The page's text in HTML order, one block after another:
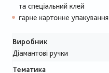
та спеціальний клей
гарне картонне упакування
Виробник
Діамантові ручки
Тематика